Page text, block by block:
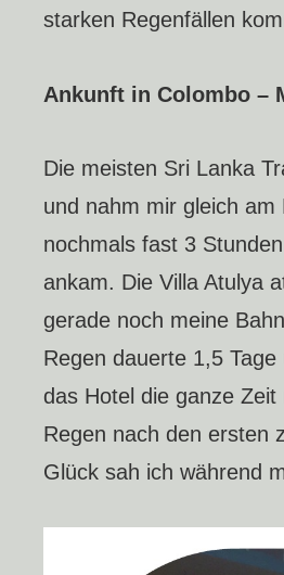
starken Regenfällen
Ankunft in Colombo –
Die meisten Sri Lanka
und nahm mir gleich
nochmals fast 3
ankam. Die Villa Atulya
gerade noch meine
Regen dauerte 1,5
das Hotel die ganze
Regen nach den ersten
Glück sah ich während